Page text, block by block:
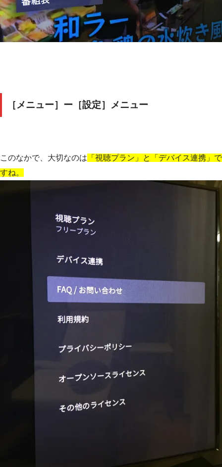
［メニュー］ー［設定］メニュー
このなかで、大切なのは 「視聴プラン」と「デバイス連携」で
すね。